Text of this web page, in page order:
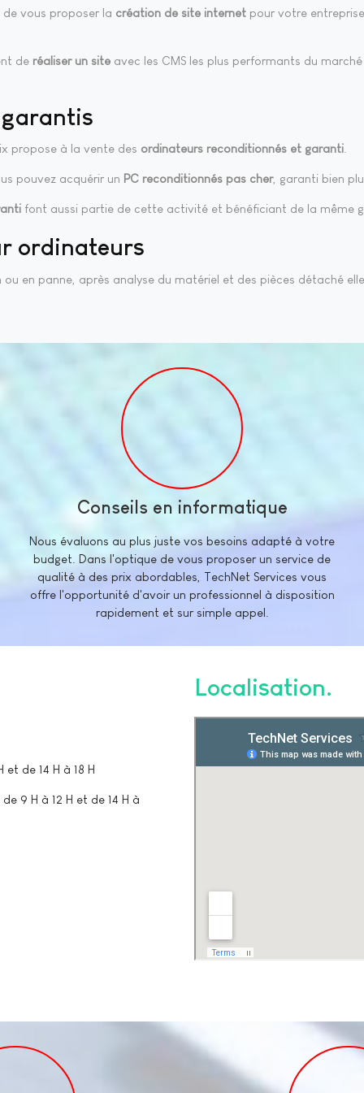
vous proposer la création de site internet pour votre
de réaliser un site avec les CMS les plus performants du
propose à la vente des ordinateurs reconditionnés et garanti
pouvez acquérir un PC reconditionnés pas cher, garanti bien
font aussi partie de cette activité et bénéficiant de la même
ordinateurs
en panne, après analyse du matériel et des pièces détaché
Conseils en informatique
Nous évaluons au plus juste vos besoins adapté à votre
budget. Dans l'optique de vous proposer un service de
qualité à des prix abordables, TechNet Services vous
offre l'opportunité d'avoir un professionnel à disposition
rapidement et sur simple appel.
de 14 H à 18 H
de 9 H à 12 H et de 14 H à
Localisation